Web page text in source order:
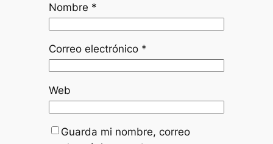
Nombre *
Correo electrónico *
Web
Guarda mi nombre, correo